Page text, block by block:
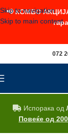
Skip to navigation
Skip to main content
072
Испорака од
Повеќе од
📢 КОМБО АКЦИЈА